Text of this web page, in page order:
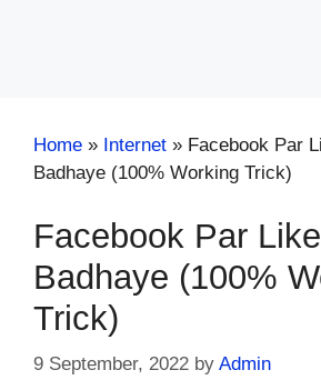
Home » Internet » Facebook Par
Badhaye (100% Working Trick)
Facebook Par
Badhaye (100%
Trick)
9 September, 2022 by Admin